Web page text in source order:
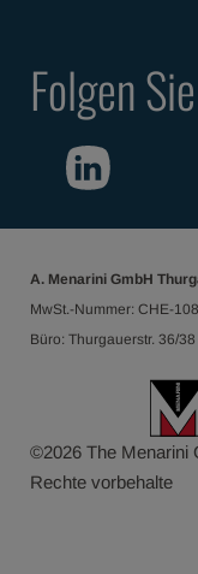
Folgen
A. Menarini GmbH
MwSt.-Nummer: CHE-
Büro: Thurgauerstr. 36/
©2026 The Menarini
Rechte vorbehalte